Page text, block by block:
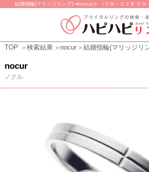
結婚指輪(マリッジリング) ≪nocur≫ （ＣＮ－０２８ ＣＮ
TOP 検索結果 nocur 結婚指輪(マリッジリ
nocur
ノクル